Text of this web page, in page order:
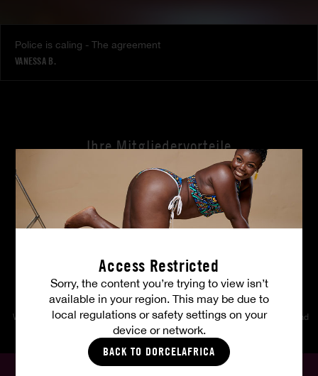
Access Restricted
Sorry, the content you’re trying to view isn’t
available in your region. This may be due to
local regulations or safety settings on your
device or network.
BACK TO DORCELAFRICA
Police is caling - The agreement
VANESSA B.
Ihre Mitgliedervorteile
Wo immer Sie sind 4K Ultra HD Diskrete Zahlung
Wöchentliche Updates HD-Fotos Unbegrenzter Download